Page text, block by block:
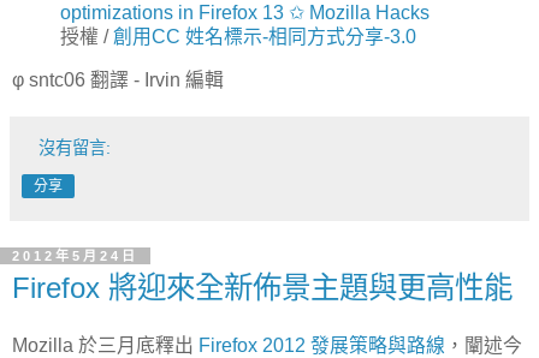
optimizations in Firefox 13 ✩ Mozilla Hacks
授權 /創用CC 姓名標示-相同方式分享-3.0
φ sntc06 翻譯 - Irvin 編輯
沒有留言:
分享
2012年5月24日
Firefox 將迎來全新佈景主題與更高性能
Mozilla 於三月底釋出 Firefox 2012 發展策略與路線 ，闡述今